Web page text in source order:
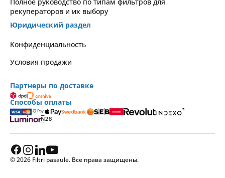
рекуператоров и их выбору
Юридический раздел
Kонфиденциальность
Условия продажи
Партнеры по доставке
Способы оплаты
© 2026 Filtri pasaule. Все права защищены.